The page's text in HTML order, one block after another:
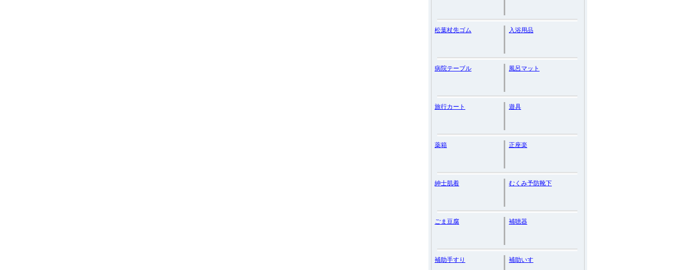
松葉杖先ゴム 入浴用品
病院テーブル 風呂マット
旅行カート 遊具
薬箱 正座楽
紳士肌着 むくみ予防靴下
ごま豆腐 補聴器
補助手すり 補助いす